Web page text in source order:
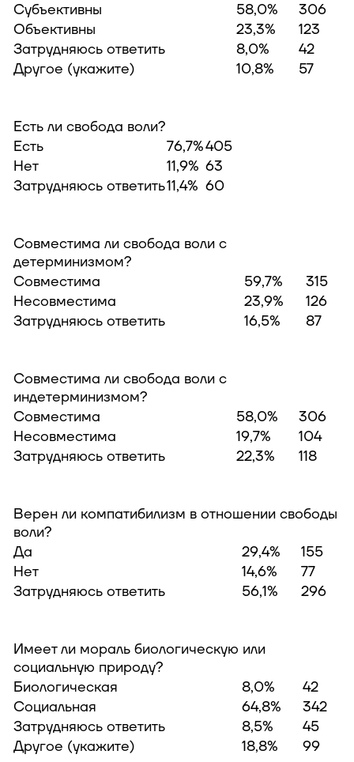
Субъективны
58,0%
306
Объективны
23,3%
123
Затрудняюсь ответить
8,0%
42
Другое (укажите)
10,8% 57
Есть ли свобода воли?
Есть
76,7%405
Нет
11,9% 63
Затрудняюсь ответить11,4% 60
Совместима ли свобода воли с
детерминизмом?
Совместима
59,7%
315
Несовместима
23,9%
126
Затрудняюсь ответить
16,5% 87
Совместима ли свобода воли с
индетерминизмом?
Совместима
58,0%
306
Несовместима
19,7%
104
Затрудняюсь ответить
22,3% 118
Верен ли компатибилизм в отношении свободы
воли?
Да
29,4%
155
Нет
14,6%
77
Затрудняюсь ответить
56,1% 296
Имеет ли мораль биологическую или
социальную природу?
Биологическая
8,0%
42
Социальная
64,8%
342
Затрудняюсь ответить
8,5%
45
Другое (укажите)
18,8% 99